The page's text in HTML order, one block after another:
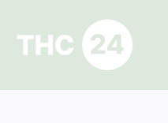
springen
Ratgeber